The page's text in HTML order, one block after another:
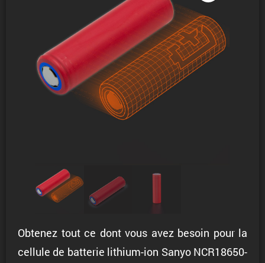
Obtenez tout ce dont vous avez besoin pour la
cellule de batterie lithium-ion Sanyo NCR18650-